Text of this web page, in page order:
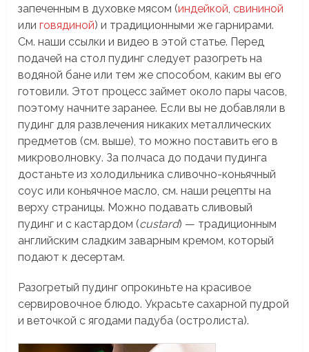
запеченным в духовке мясом (индейкой,свининой
илиговядиной) и традиционными же гарнирами.
См. наши ссылки и видео в этой статье. Перед
подачей на стол пудинг следует разогреть на
водяной бане или тем же способом, каким вы его
готовили. Этот процесс займет около пары часов,
поэтому начните заранее. Если вы не добавляли в
пудинг для развлечения никаких металлических
предметов (см. выше), то можно поставить его в
микроволновку. За полчаса до подачи пудинга
достаньте из холодильника сливочно-коньячный
соус или коньячное масло, см. наши рецепты на
верху страницы. Можно подавать сливовый
пудинг и с кастардом (custard) — традиционным
английским сладким заварным кремом, который
подают к десертам.
Разогретый пудинг опрокиньте на красивое
сервировочное блюдо. Украсьте сахарной пудрой
и веточкой с ягодами падуба (остролиста).